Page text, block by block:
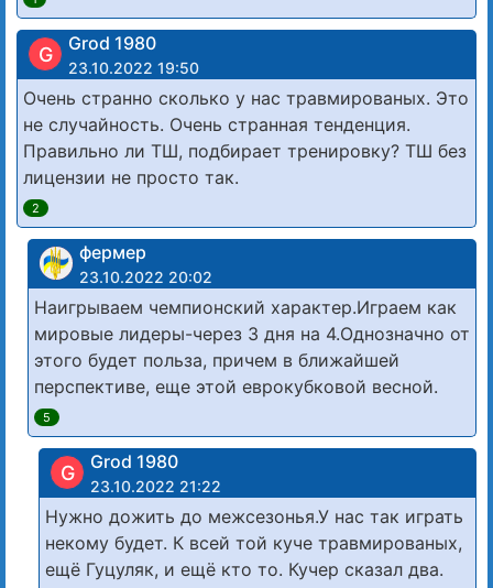
G Grod 1980
23.10.2022 19:50
Очень странно сколько у нас травмированых. Это
не случайность. Очень странная тенденция.
Правильно ли ТШ, подбирает тренировку? ТШ без
лицензии не просто так.
2
фермер
23.10.2022 20:02
Наигрываем чемпионский характер.Играем как
мировые лидеры-через 3 дня на 4.Однозначно от
этого будет польза, причем в ближайшей
перспективе, еще этой еврокубковой весной.
5
G Grod 1980
23.10.2022 21:22
Нужно дожить до межсезонья.У нас так играть
некому будет. К всей той куче травмированых,
ещё Гуцуляк, и ещё кто то. Кучер сказал два.